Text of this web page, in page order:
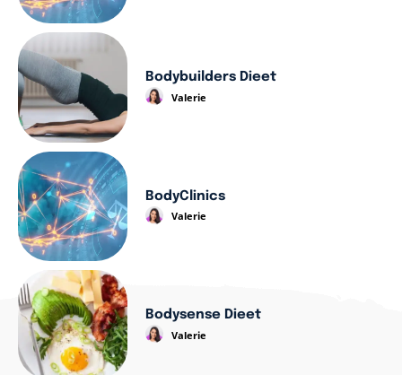
Bodybuilders Dieet
Valerie
BodyClinics
Valerie
Bodysense Dieet
Valerie